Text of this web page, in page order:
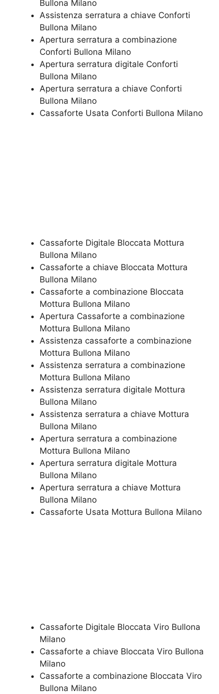
Bullona Milano
Assistenza serratura ​a chiave Conforti
Bullona Milano
​Apertura serratura​ ​a combinazione
Conforti Bullona Milano
Apertura serratura​ ​digitale Conforti
Bullona Milano
​Apertura serratura​ ​a chiave Conforti
Bullona Milano
​Cassaforte Usata Conforti Bullona Milano
Cassaforte Digitale Bloccata Mottura
Bullona Milano
Cassaforte a chiave Bloccata Mottura
Bullona Milano
Cassaforte a combinazione Bloccata
Mottura Bullona Milano
​Apertura Cassaforte a combinazione
Mottura Bullona Milano
Assistenza cassaforte a combinazione
Mottura Bullona Milano
​Assistenza serratura​ ​a combinazione
Mottura Bullona Milano
Assistenza serratura ​digitale Mottura
Bullona Milano
Assistenza serratura ​a chiave Mottura
Bullona Milano
​Apertura serratura​ ​a combinazione
Mottura Bullona Milano
Apertura serratura​ ​digitale Mottura
Bullona Milano
​Apertura serratura​ ​a chiave Mottura
Bullona Milano
​Cassaforte Usata Mottura Bullona Milano
Cassaforte Digitale Bloccata Viro Bullona
Milano
Cassaforte a chiave Bloccata Viro Bullona
Milano
Cassaforte a combinazione Bloccata Viro
Bullona Milano